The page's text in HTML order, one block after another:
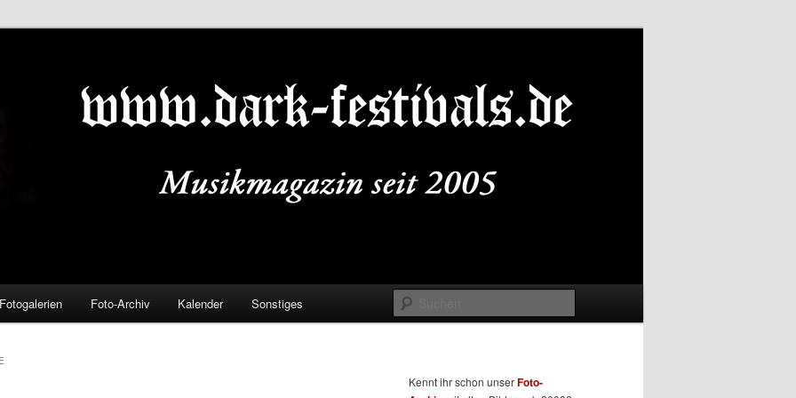
Fotogalerien Foto-Archiv Kalender Sonstiges
Kennt ihr schon unserFoto-